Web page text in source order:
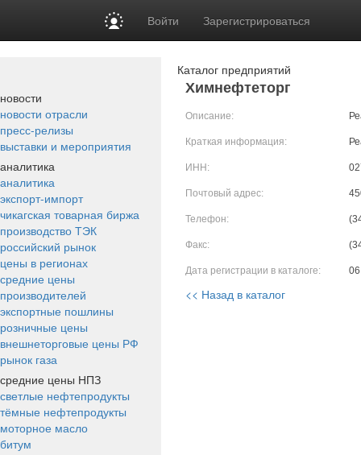
Войти Зарегистрироваться
новости
новости отрасли
пресс-релизы
выставки и мероприятия
аналитика
аналитика
экспорт-импорт
чикагская товарная биржа
производство ТЭК
российский рынок
цены в регионах
средние цены
производителей
экспортные пошлины
розничные цены
внешнеторговые цены РФ
рынок газа
средние цены НПЗ
светлые нефтепродукты
тёмные нефтепродукты
моторное масло
битум
Каталог предприятий
Химнефтеторг
Описание:
Краткая информация:
ИНН:
Почтовый адрес:
Телефон:
Факс:
Дата регистрации в каталоге:
<< Назад в каталог